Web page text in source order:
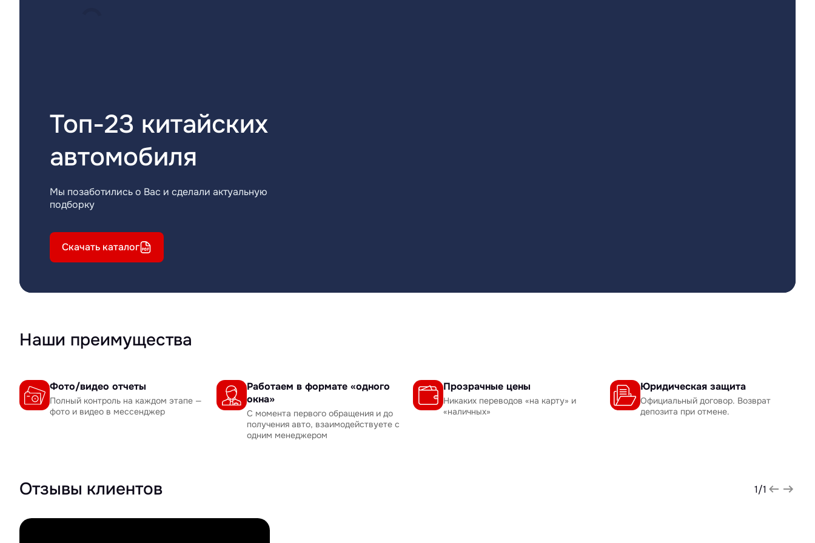
Топ-23 китайских
автомобиля
Мы позаботились о Вас и сделали актуальную
подборку
Скачать каталог
Наши преимущества
Фото/видео отчеты
Полный контроль на каждом этапе —
фото и видео в мессенджер
Работаем в формате «одного
окна»
С момента первого обращения и до
получения авто, взаимодействуете с
одним менеджером
Прозрачные цены
Никаких переводов «на карту» и
«наличных»
Юридическая защита
Официальный договор. Возврат
депозита при отмене.
Отзывы клиентов 1/1